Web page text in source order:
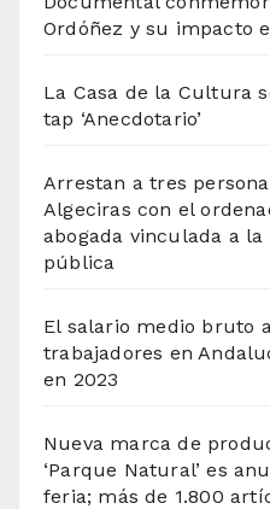
Ordóñez y su impacto
La Casa de la Cultura
tap ‘Anecdotario’
Arrestan a tres
Algeciras con el
abogada vinculada a
pública
El salario medio bruto
trabajadores en
en 2023
Nueva marca de
‘Parque Natural’ es
feria; más de 1.800